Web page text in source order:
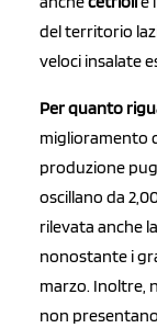
del territorio
veloci insalate
Per quanto
miglioramento
produzione
oscillano da
rilevata anche
nonostante i
marzo. Inoltre,
non